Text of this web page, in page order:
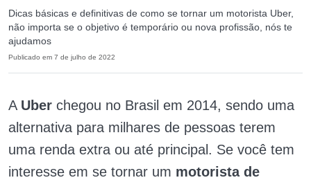
Dicas básicas e definitivas de como se tornar um motorista Uber,
não importa se o objetivo é temporário ou nova profissão, nós te
ajudamos
Publicado em 7 de julho de 2022
A Uber chegou no Brasil em 2014, sendo uma
alternativa para milhares de pessoas terem
uma renda extra ou até principal. Se você tem
interesse em se tornar um motorista de